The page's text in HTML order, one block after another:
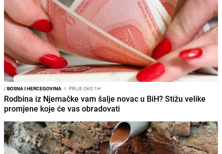
/BOSNA I HERCEGOVINA I PRIJE OKO 1H
Rodbina iz Njemačke vam šalje novac u BiH? Stižu velike
promjene koje će vas obradovati